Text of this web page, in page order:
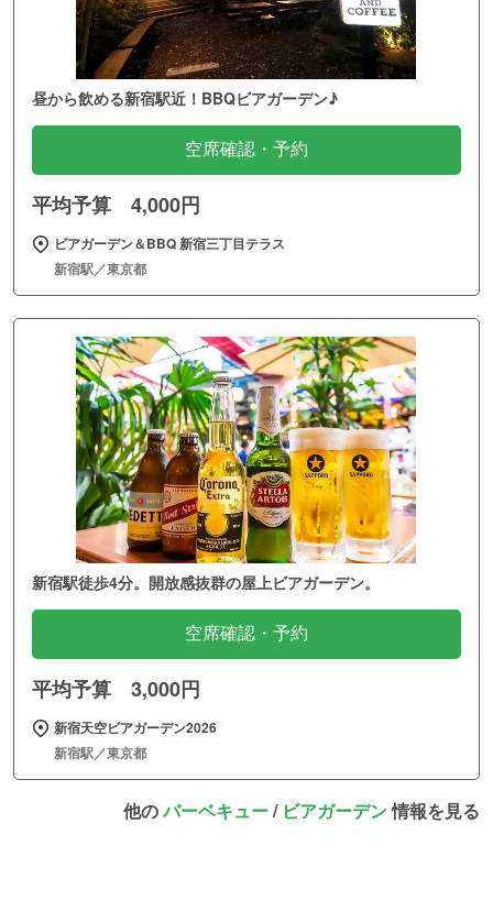
昼から飲める新宿駅近！BBQビアガーデン♪
空席確認・予約
平均予算 4,000円
ビアガーデン＆BBQ 新宿三丁目テラス
新宿駅／東京都
新宿駅徒歩4分。開放感抜群の屋上ビアガーデン。
空席確認・予約
平均予算 3,000円
新宿天空ビアガーデン2026
新宿駅／東京都
他のバーベキュー/ ビアガーデン情報を見る